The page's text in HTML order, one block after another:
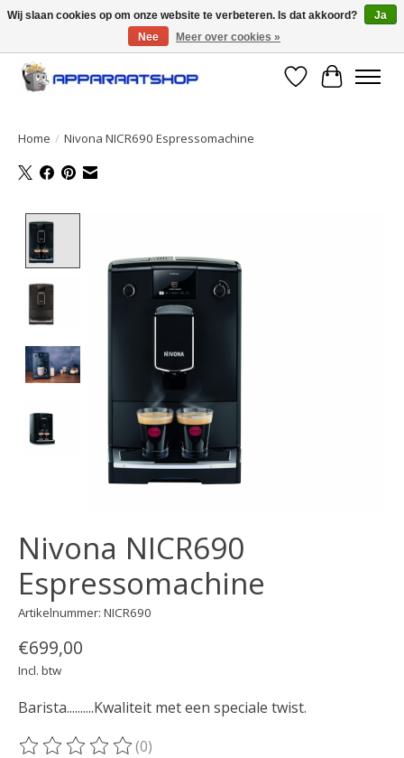
Large selection of products and fast shipping!
Verlanglijst
Home / Nivona NICR690 Espressomachine
Nivona NICR690
Espressomachine
Artikelnummer: NICR690
€699,00
Incl. btw
Barista..........Kwaliteit met een speciale twist.
(0)
Wij slaan cookies op om onze website te verbeteren. Is dat akkoord?
Ja
Nee
Meer over cookies »